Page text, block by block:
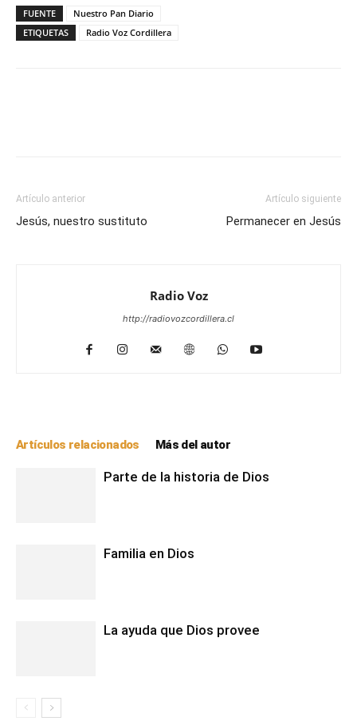
FUENTE
Nuestro Pan Diario
ETIQUETAS
Radio Voz Cordillera
Artículo anterior
Jesús, nuestro sustituto
Artículo siguiente
Permanecer en Jesús
Radio Voz
http://radiovozcordillera.cl
Artículos relacionados Más del autor
Parte de la historia de Dios
Familia en Dios
La ayuda que Dios provee